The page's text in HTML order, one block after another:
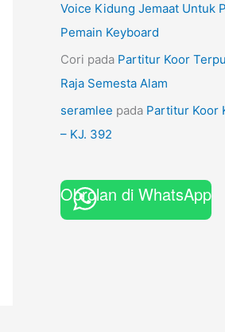
Voice Kidung Jemaat Untuk
Pemain Keyboard
Cori pada Partitur Koor
Raja Semesta Alam
seramlee pada Partitur Koor
– KJ. 392
Obrolan di WhatsApp